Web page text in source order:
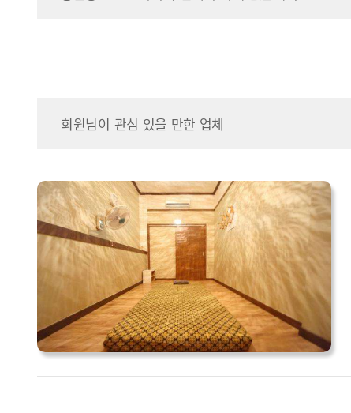
회원님이 관심 있을 만한 업체